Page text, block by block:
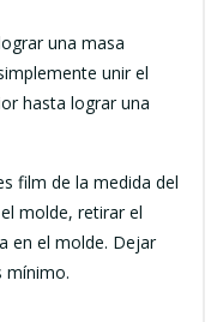
una masa
unir el
hasta lograr una
film de la medida del
molde, retirar el
en el molde. Dejar
mínimo.